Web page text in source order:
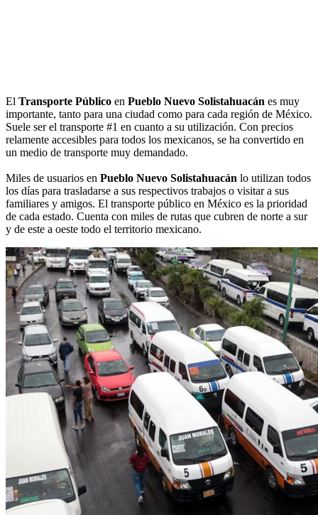
El Transporte Público en Pueblo Nuevo Solistahuacán es muy
importante, tanto para una ciudad como para cada región de México.
Suele ser el transporte #1 en cuanto a su utilización. Con precios
relamente accesibles para todos los mexicanos, se ha convertido en
un medio de transporte muy demandado.
Miles de usuarios en Pueblo Nuevo Solistahuacán lo utilizan todos
los días para trasladarse a sus respectivos trabajos o visitar a sus
familiares y amigos. El transporte público en México es la prioridad
de cada estado. Cuenta con miles de rutas que cubren de norte a sur
y de este a oeste todo el territorio mexicano.